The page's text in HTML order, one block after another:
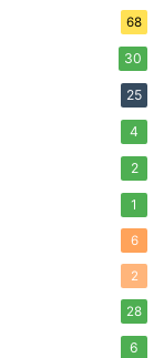
68
30
25
4
2
1
6
2
28
6